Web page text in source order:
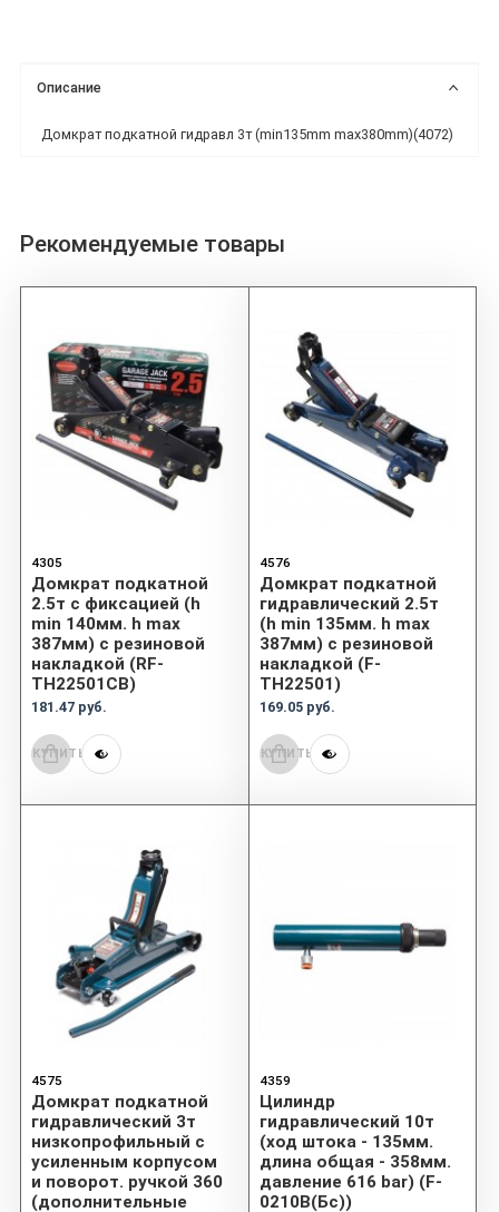
Описание
Домкрат подкатной гидравл 3т (min135mm max380mm)(4072)
Рекомендуемые товары
4305
Домкрат подкатной
2.5т с фиксацией (h
min 140мм. h max
387мм) с резиновой
накладкой (RF-
TH22501CB)
181.47 руб.
КУПИТЬ
4576
Домкрат подкатной
гидравлический 2.5т
(h min 135мм. h max
387мм) с резиновой
накладкой (F-
TH22501)
169.05 руб.
КУПИТЬ
4575
Домкрат подкатной
гидравлический 3т
низкопрофильный с
усиленным корпусом
и поворот. ручкой 360
(дополнительные
4359
Цилиндр
гидравлический 10т
(ход штока - 135мм.
длина общая - 358мм.
давление 616 bar) (F-
0210B(Бс))